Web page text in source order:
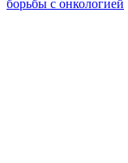
борьбы с онкологией